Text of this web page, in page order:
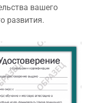
вашего
развития.